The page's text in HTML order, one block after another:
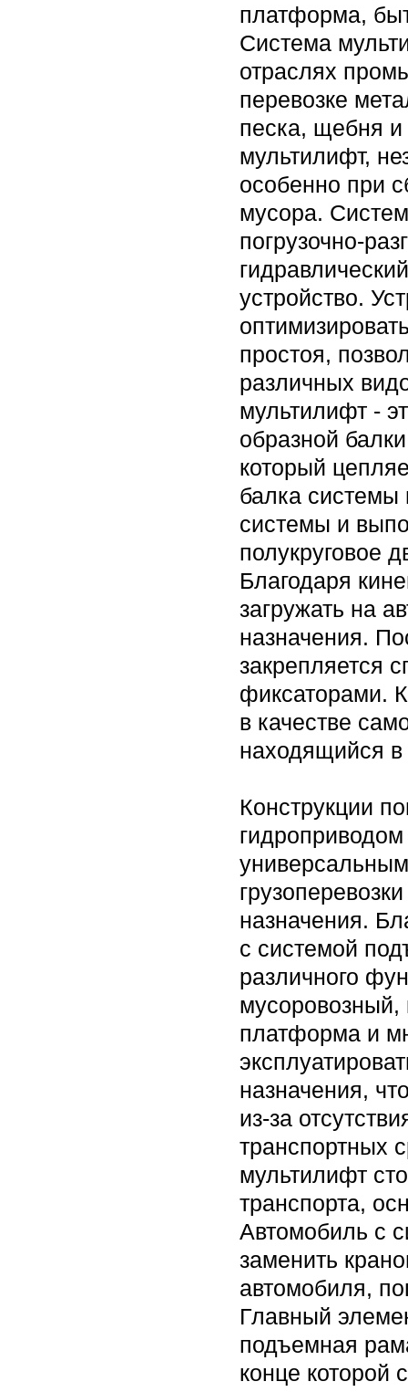
платформа,
Система
отраслях
перевозке
песка, щебня и
мультилифт,
особенно при
мусора.
погрузочно-
устройство.
простоя,
различных
мультилифт -
образной
который
балка
системы и
полукруговое
Благодаря
загружать на
назначения.
закрепляется
фиксаторами.
в качестве
находящийся
Конструкции
назначения.
с системой
различного
мусоровозный,
платформа и
назначения,
из-за
транспортных
мультилифт
транспорта,
Автомобиль с
заменить
автомобиля,
Главный
подъемная
конце которой